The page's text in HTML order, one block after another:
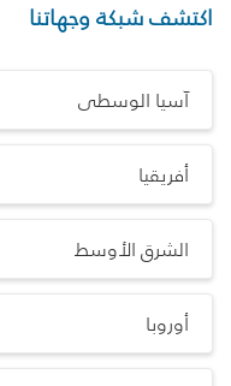
اكتشف شبكة وجهاتنا
آسيا الوسطى
أفريقيا
الشرق الأوسط
أوروبا